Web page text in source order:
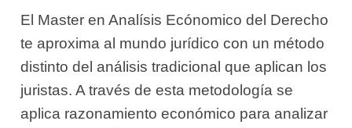
El Master en Analísis Ecónomico del Derecho
te aproxima al mundo jurídico con un método
distinto del análisis tradicional que aplican los
juristas. A través de esta metodología se
aplica razonamiento económico para analizar